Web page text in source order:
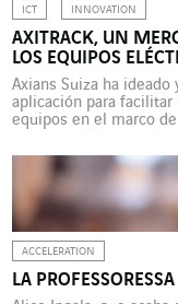
ICT INNOVATION
AXITRACK, UN
LOS EQUIPOS
Axians Suiza ha
aplicación para
equipos en el marco
elegidos por Sunrise,
telecomunicaciones
ACCELERATION
LA PROFESSORESSA